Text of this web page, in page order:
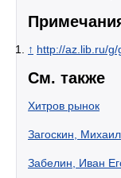
↑ http://az.lib.ru/
См. также
Хитров рынок
Загоскин,
Забелин, Иван